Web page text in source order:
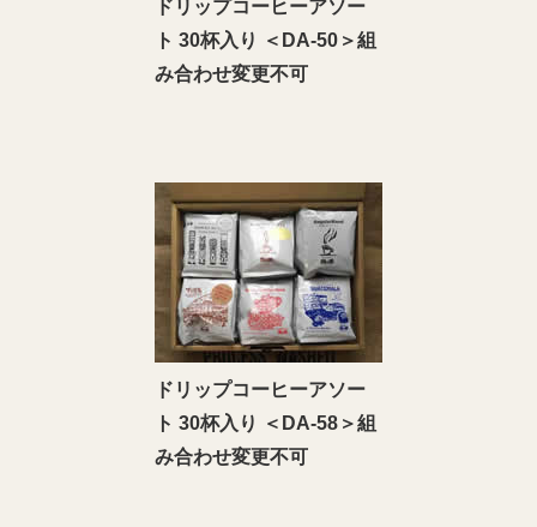
ドリップコーヒーアソー
ト 30杯入り ＜DA‐50＞組
み合わせ変更不可
ドリップコーヒーアソー
ト 30杯入り ＜DA‐58＞組
み合わせ変更不可